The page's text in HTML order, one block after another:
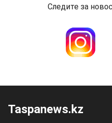
Следите за
Taspanews.kz